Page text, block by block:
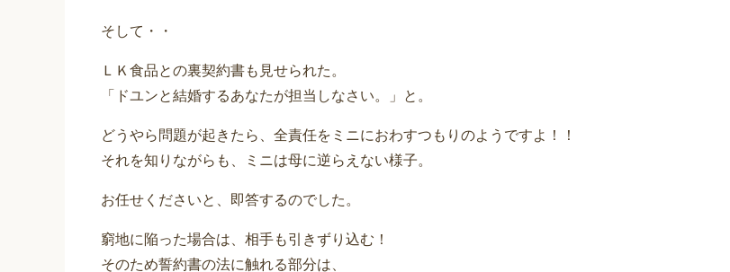
そして・・
ＬＫ食品との裏契約書も見せられた。
「ドユンと結婚するあなたが担当しなさい。」と。
どうやら問題が起きたら、全責任をミニにおわすつもりのようですよ！！
それを知りながらも、ミニは母に逆らえない様子。
お任せくださいと、即答するのでした。
窮地に陥った場合は、相手も引きずり込む！
そのため誓約書の法に触れる部分は、